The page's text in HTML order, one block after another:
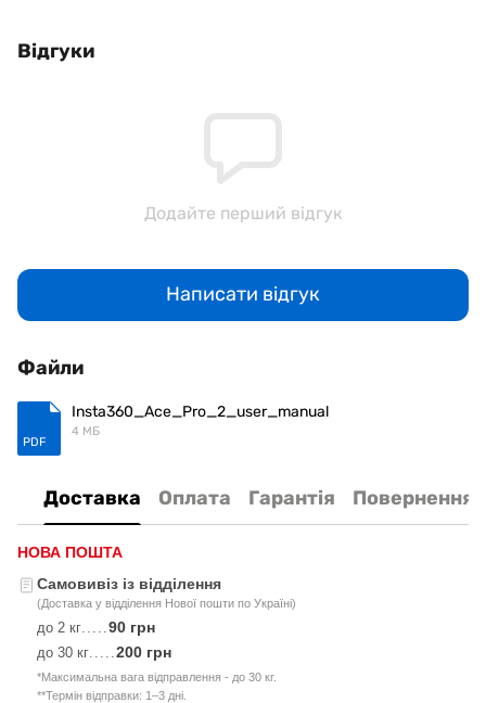
Відгуки
Додайте перший відгук
Написати відгук
Файли
PDF
Insta360_Ace_Pro_2_user_manual
4 МБ
Доставка Оплата Гарантія Повернення
НОВА ПОШТА
Самовивіз із відділення
(Доставка у відділення Нової пошти по Україні)
до 2 кг 90 грн
до 30 кг 200 грн
*Максимальна вага відправлення - до 30 кг.
**Термін відправки: 1–3 дні.